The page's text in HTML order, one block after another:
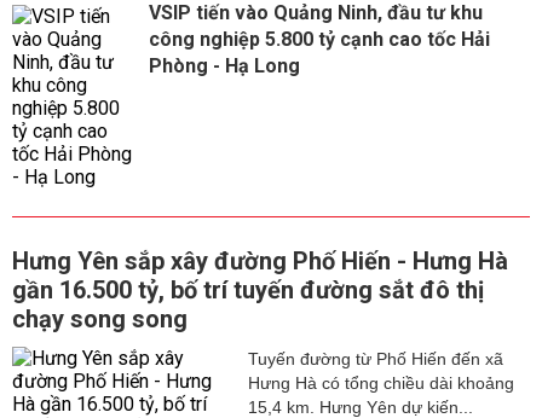
VSIP tiến vào Quảng Ninh, đầu tư khu
công nghiệp 5.800 tỷ cạnh cao tốc Hải
Phòng - Hạ Long
Hưng Yên sắp xây đường Phố Hiến - Hưng Hà
gần 16.500 tỷ, bố trí tuyến đường sắt đô thị
chạy song song
Tuyến đường từ Phố Hiến đến xã
Hưng Hà có tổng chiều dài khoảng
15,4 km. Hưng Yên dự kiến...